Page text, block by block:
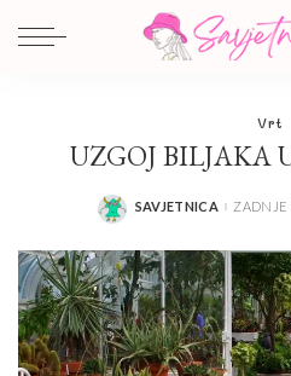
Vrt
UZGOJ BILJAKA
POSTED
SAVJETNICA ZADNJE